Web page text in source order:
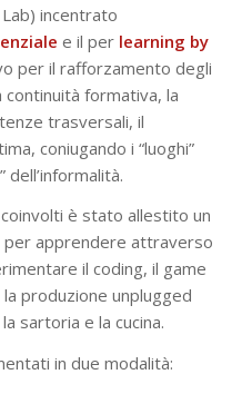
incentrato
e il per learning by
per il rafforzamento degli
formativa, la
trasversali, il
coniugando i “luoghi”
dell’informalità.
è stato allestito un
per apprendere attraverso
il coding, il game
produzione unplugged
sartoria e la cucina.
in due modalità: